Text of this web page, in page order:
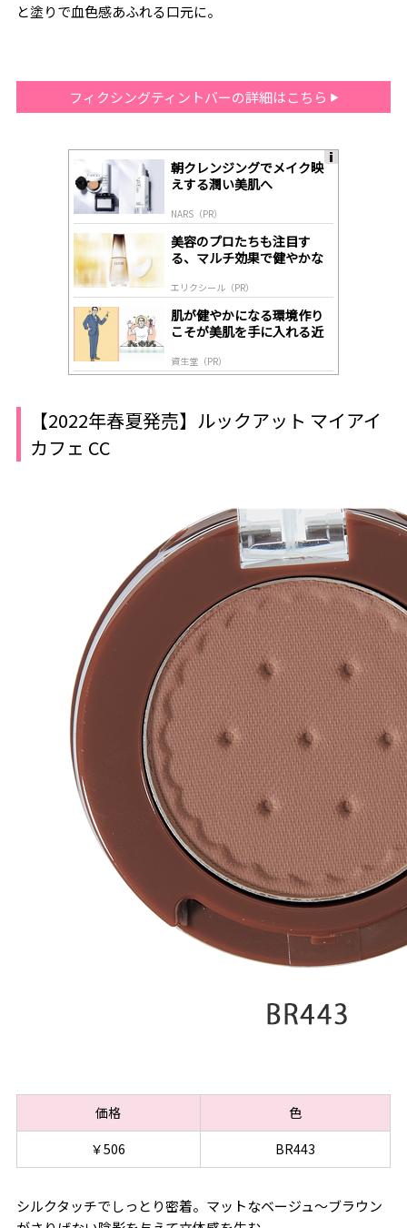
と塗りで血色感あふれる口元に。
フィクシングティントバーの詳細はこちら
朝クレンジングでメイク映
えする潤い美肌へ
NARS（PR）
美容のプロたちも注目す
る、マルチ効果で健やかな
エリクシール（PR）
肌が健やかになる環境作り
こそが美肌を手に入れる近
資生堂（PR）
【2022年春夏発売】ルックアット マイアイ
カフェ CC
価格
色
￥506
BR443
シルクタッチでしっとり密着。マットなベージュ～ブラウン